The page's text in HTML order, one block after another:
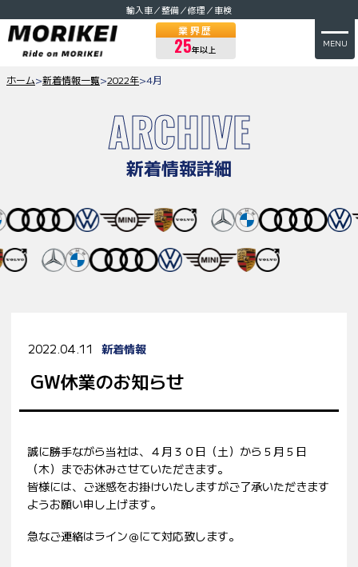
輸入車／整備／修理／車検
業界歴
25年以上
MENU
ホーム>新着情報一覧>2022年>4月
ARCHIVE
新着情報詳細
2022.04.11 新着情報
GW休業のお知らせ
誠に勝手ながら当社は、４月３０日（土）から５月５日
（木）までお休みさせていただきます。
皆様には、ご迷惑をお掛けいたしますがご了承いただきます
ようお願い申し上げます。
急なご連絡はライン＠にて対応致します。